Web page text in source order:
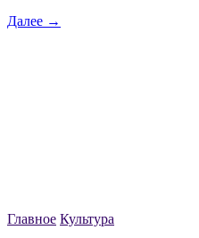
Далее →
Главное Культура